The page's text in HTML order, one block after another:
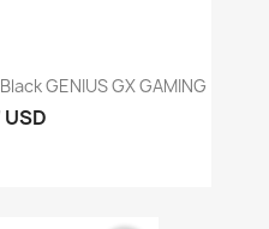
GENIUS GX GAMING
USD